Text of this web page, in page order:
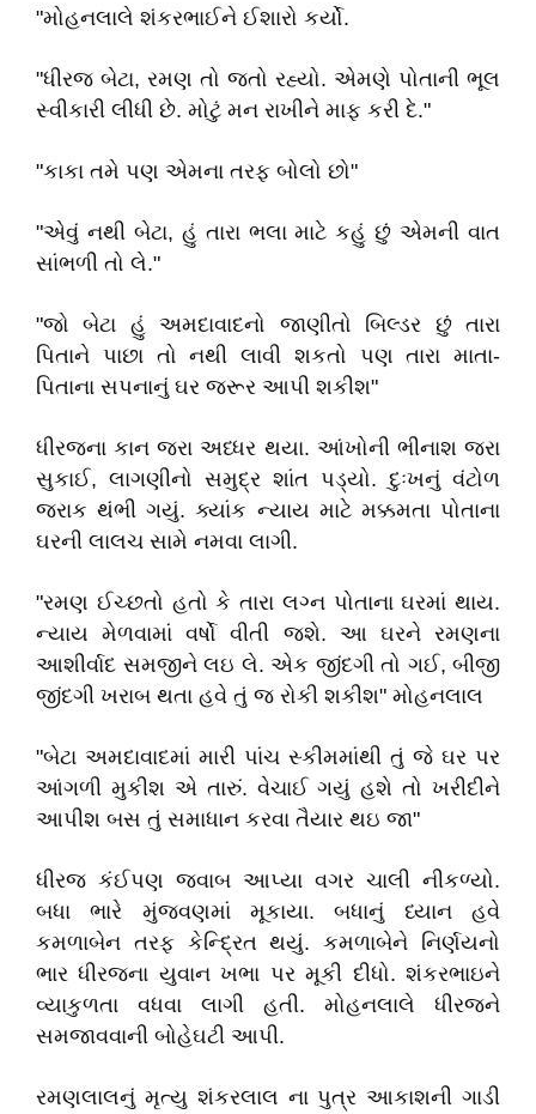
"મોહનલાલે શંકરભાઈને ઈશારો કર્યો.
"ધીરજ બેટા, રમણ તો જતો રહ્યો. એમણે પોતાની ભૂલ
સ્વીકારી લીધી છે. મોટું મન રાખીને માફ કરી દે."
"કાકા તમે પણ એમના તરફ બોલો છો"
"એવું નથી બેટા, હું તારા ભલા માટે કહું છું એમની વાત
સાંભળી તો લે."
"જો બેટા હું અમદાવાદનો જાણીતો બિલ્ડર છું તારા
પિતાને પાછા તો નથી લાવી શકતો પણ તારા માતા-
પિતાના સપનાનું ઘર જરૂર આપી શકીશ"
ધીરજના કાન જરા અધ્ધર થયા. આંખોની ભીનાશ જરા
સુકાઈ, લાગણીનો સમુદ્ર શાંત પડ્યો. દુઃખનું વંટોળ
જરાક થંભી ગયું. ક્યાંક ન્યાય માટે મક્કમતા પોતાના
ઘરની લાલચ સામે નમવા લાગી.
"રમણ ઈચ્છતો હતો કે તારા લગ્ન પોતાના ઘરમાં થાય.
ન્યાય મેળવામાં વર્ષો વીતી જશે. આ ઘરને રમણના
આશીર્વાદ સમજીને લઇ લે. એક જીંદગી તો ગઈ, બીજી
જીંદગી ખરાબ થતા હવે તું જ રોકી શકીશ" મોહનલાલ
"બેટા અમદાવાદમાં મારી પાંચ સ્કીમમાંથી તું જે ઘર પર
આંગળી મુકીશ એ તારું. વેચાઈ ગયું હશે તો ખરીદીને
આપીશ બસ તું સમાધાન કરવા તૈયાર થઇ જા"
ધીરજ કંઈપણ જવાબ આપ્યા વગર ચાલી નીકળ્યો.
બધા ભારે મુંજવણમાં મૂકાયા. બધાનું ધ્યાન હવે
કમળાબેન તરફ કેન્દ્રિત થયું. કમળાબેને નિર્ણયનો
ભાર ધીરજના યુવાન ખભા પર મૂકી દીધો. શંકરભાઇને
વ્યાકુળતા વધવા લાગી હતી. મોહનલાલે ધીરજને
સમજાવવાની બોહેઘટી આપી.
રમણલાલનું મૃત્યુ શંકરલાલ ના પુત્ર આકાશની ગાડી